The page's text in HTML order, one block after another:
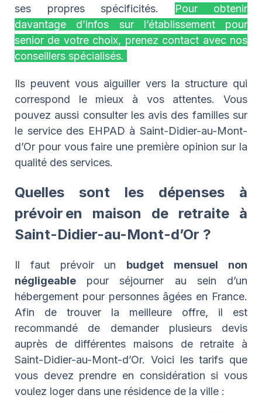
ses propres spécificités.
Pour obtenir
davantage d’infos sur l’établissement pour
senior de votre choix, prenez contact avec nos
conseillers spécialisés.
Ils peuvent vous aiguiller vers la structure qui
correspond le mieux à vos attentes. Vous
pouvez aussi consulter les avis des familles sur
le service des EHPAD à Saint-Didier-au-Mont-
d’Or pour vous faire une première opinion sur la
qualité des services.
Quelles sont les dépenses à
prévoir en maison de retraite à
Saint-Didier-au-Mont-d’Or ?
Il faut prévoir un budget mensuel non
négligeable pour séjourner au sein d’un
hébergement pour personnes âgées en France.
Afin de trouver la meilleure offre, il est
recommandé de demander plusieurs devis
auprès de différentes maisons de retraite à
Saint-Didier-au-Mont-d’Or. Voici les tarifs que
vous devez prendre en considération si vous
voulez loger dans une résidence de la ville :